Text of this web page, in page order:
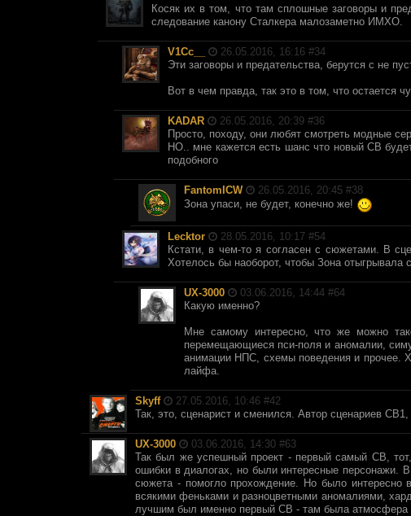
Косяк их в том, что там сплошные заговоры и
следование канону Сталкера малозаметно ИМХО.
V1Cc__ 26.05.2016, 16:16 #34
Эти заговоры и предательства, берутся с не
Вот в чем правда, так это в том, что остается
KADAR 26.05.2016, 20:39 #36
Просто, походу, они любят смотреть модные
НО.. мне кажется есть шанс что новый СВ
подобного
FantomICW 26.05.2016, 20:45 #38
Зона упаси, не будет, конечно же!
Lecktor 28.05.2016, 10:17 #54
Кстати, в чем-то я согласен с сюжетами. В
Хотелось бы наоборот, чтобы Зона
UX-3000 03.06.2016, 14:44 #64
Какую именно?
Мне самому интересно, что же можно
перемещающиеся пси-поля и аномалии,
анимации НПС, схемы поведения и прочее.
лайфа.
Skyff 27.05.2016, 10:46 #42
Так, это, сценарист и сменился. Автор сценариев
UX-3000 03.06.2016, 14:30 #63
Так был же успешный проект - первый самый СВ,
ошибки в диалогах, но были интересные персонажи.
сюжета - помогло прохождение. Но было
всякими феньками и разноцветными аномалиями,
лучшим был именно первый СВ - там была атмосфера